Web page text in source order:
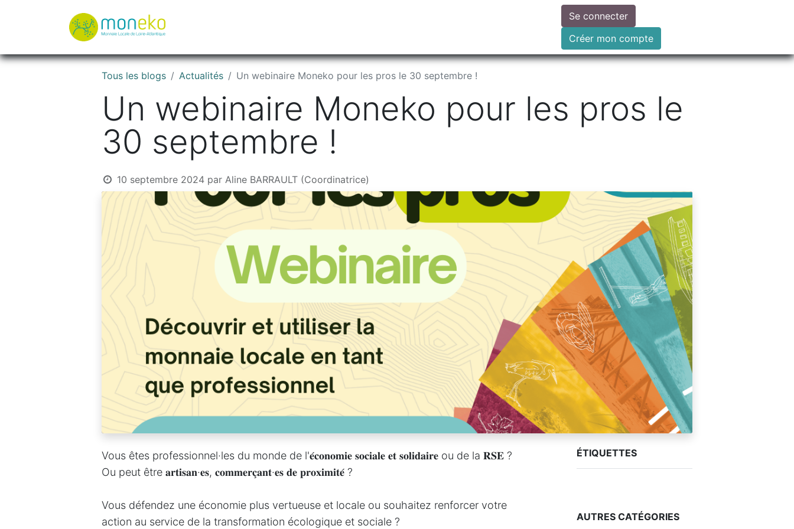
Faire un don
Se connecter
Créer mon compte
Tous les blogs Actualités Un webinaire Moneko pour les pros le 30 septembre !
Un webinaire Moneko pour les pros le
30 septembre !
10 septembre 2024 par Aline BARRAULT (Coordinatrice)
Vous êtes professionnel·les du monde de l'𝐞́𝐜𝐨𝐧𝐨𝐦𝐢𝐞 𝐬𝐨𝐜𝐢𝐚𝐥𝐞 𝐞𝐭 𝐬𝐨𝐥𝐢𝐝𝐚𝐢𝐫𝐞 ou de la 𝐑𝐒𝐄 ?
Ou peut être 𝐚𝐫𝐭𝐢𝐬𝐚𝐧·𝐞𝐬, 𝐜𝐨𝐦𝐦𝐞𝐫𝐜̧𝐚𝐧𝐭·𝐞𝐬 𝐝𝐞 𝐩𝐫𝐨𝐱𝐢𝐦𝐢𝐭𝐞́ ?
Vous défendez une économie plus vertueuse et locale ou souhaitez renforcer votre
action au service de la transformation écologique et sociale ?
ÉTIQUETTES
AUTRES CATÉGORIES